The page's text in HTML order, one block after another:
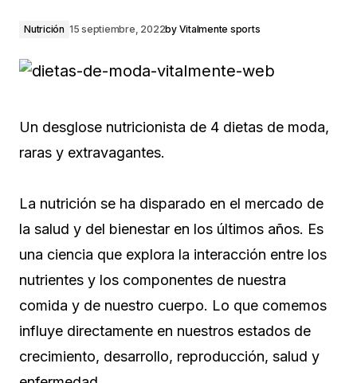
Nutrición 15 septiembre, 2022by Vitalmente sports
Un desglose nutricionista de 4 dietas de moda,
raras y extravagantes.
La nutrición se ha disparado en el mercado de
la salud y del bienestar en los últimos años. Es
una ciencia que explora la interacción entre los
nutrientes y los componentes de nuestra
comida y de nuestro cuerpo. Lo que comemos
influye directamente en nuestros estados de
crecimiento, desarrollo, reproducción, salud y